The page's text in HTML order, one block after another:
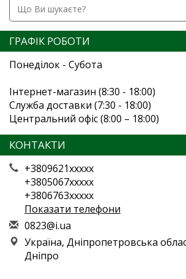
ГРАФІК РОБОТИ
Понеділок - Субота
Інтернет-магазин (8:30 - 18:00)
Служба доставки (7:30 - 18:00)
Центральний офіс (8:00 – 18:00)
КОНТАКТИ
+3809621xxxxx
+3805067xxxxx
+3806763xxxxx
Показати телефони
0823@i.ua
Україна, Дніпропетровська
Дніпро